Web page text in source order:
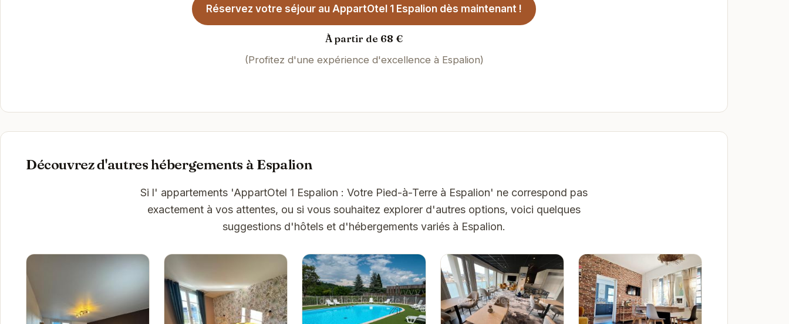
Réservez votre séjour au AppartOtel 1 Espalion dès maintenant !
À partir de 68 €
(Profitez d'une expérience d'excellence à Espalion)
Découvrez d'autres hébergements à Espalion
Si l' appartements 'AppartOtel 1 Espalion : Votre Pied-à-Terre à Espalion' ne correspond pas
exactement à vos attentes, ou si vous souhaitez explorer d'autres options, voici quelques
suggestions d'hôtels et d'hébergements variés à Espalion.